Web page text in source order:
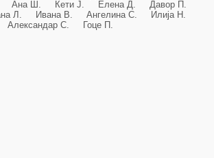
Ана Ш. Кети Ј. Елена Д. Давор П.
Л. Ивана В. Ангелина С. Илија Н.
Александар С. Гоце П.